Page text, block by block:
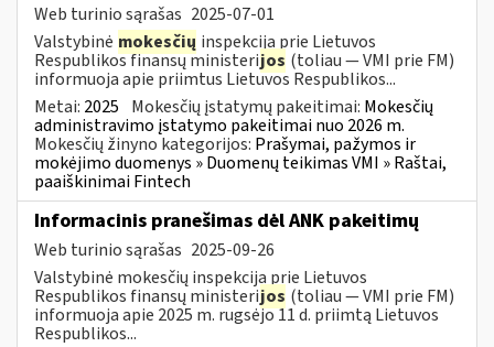
Web turinio sąrašas 2025-07-01
Valstybinė mokesčių inspekcija prie Lietuvos
Respublikos finansų ministerijos (toliau — VMI prie FM)
informuoja apie priimtus Lietuvos Respublikos...
Metai: 2025 Mokesčių įstatymų pakeitimai: Mokesčių
administravimo įstatymo pakeitimai nuo 2026 m.
Mokesčių žinyno kategorijos: Prašymai, pažymos ir
mokėjimo duomenys » Duomenų teikimas VMI » Raštai,
paaiškinimai Fintech
Informacinis pranešimas dėl ANK pakeitimų
Web turinio sąrašas 2025-09-26
Valstybinė mokesčių inspekcija prie Lietuvos
Respublikos finansų ministerijos (toliau — VMI prie FM)
informuoja apie 2025 m. rugsėjo 11 d. priimtą Lietuvos
Respublikos...